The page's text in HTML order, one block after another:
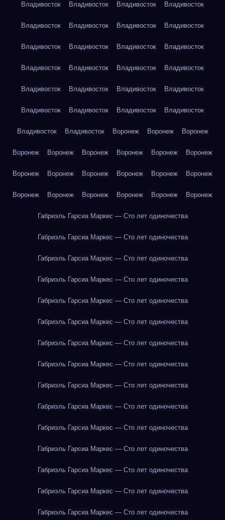
Владивосток Владивосток Владивосток Владивосток
Владивосток Владивосток Владивосток Владивосток
Владивосток Владивосток Владивосток Владивосток
Владивосток Владивосток Владивосток Владивосток
Владивосток Владивосток Владивосток Владивосток
Владивосток Владивосток Владивосток Владивосток
Владивосток Владивосток Воронеж Воронеж Воронеж
Воронеж Воронеж Воронеж Воронеж Воронеж Воронеж
Воронеж Воронеж Воронеж Воронеж Воронеж Воронеж
Воронеж Воронеж Воронеж Воронеж Воронеж Воронеж
Габриэль Гарсиа Маркес — Сто лет одиночества
Габриэль Гарсиа Маркес — Сто лет одиночества
Габриэль Гарсиа Маркес — Сто лет одиночества
Габриэль Гарсиа Маркес — Сто лет одиночества
Габриэль Гарсиа Маркес — Сто лет одиночества
Габриэль Гарсиа Маркес — Сто лет одиночества
Габриэль Гарсиа Маркес — Сто лет одиночества
Габриэль Гарсиа Маркес — Сто лет одиночества
Габриэль Гарсиа Маркес — Сто лет одиночества
Габриэль Гарсиа Маркес — Сто лет одиночества
Габриэль Гарсиа Маркес — Сто лет одиночества
Габриэль Гарсиа Маркес — Сто лет одиночества
Габриэль Гарсиа Маркес — Сто лет одиночества
Габриэль Гарсиа Маркес — Сто лет одиночества
Габриэль Гарсиа Маркес — Сто лет одиночества